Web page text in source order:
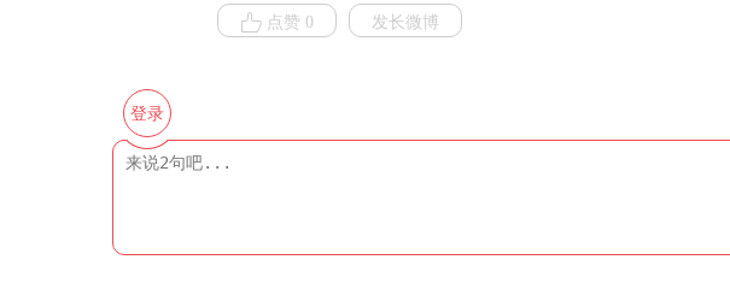
点赞 0 发长微博
登录